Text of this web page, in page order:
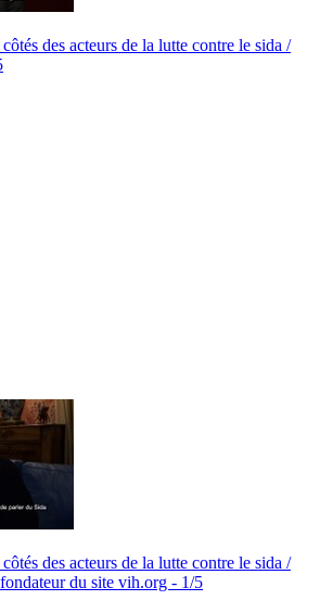
des acteurs de la lutte contre le sida /
des acteurs de la lutte contre le sida /
du site vih.org - 1/5